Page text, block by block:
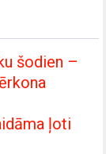
šodien –
ļoti